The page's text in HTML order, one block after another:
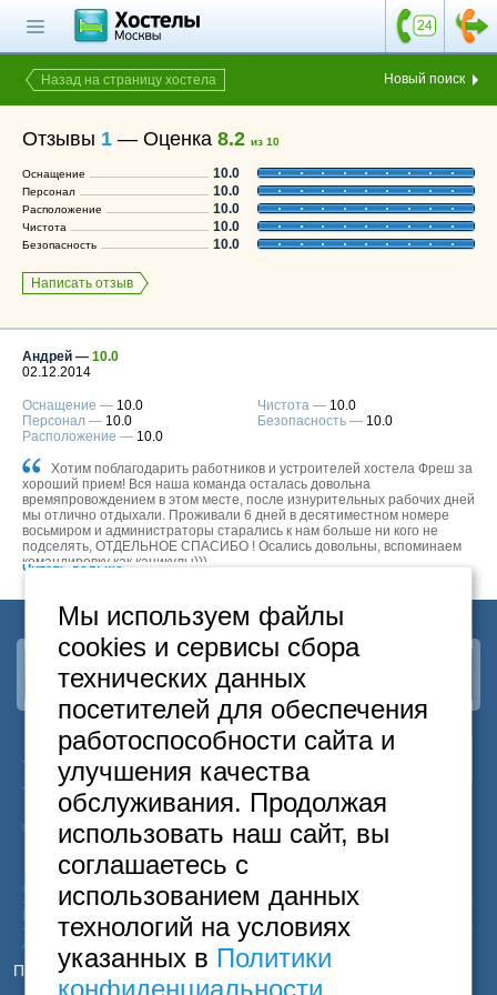
Назад на страницу хостела Новый поиск
Отзывы 1 — Оценка 8.2 из 10
Оснащение 10.0
Персонал 10.0
Расположение 10.0
Чистота 10.0
Безопасность 10.0
Написать отзыв
Андрей — 10.0
02.12.2014
Оснащение — 10.0
Персонал — 10.0
Расположение — 10.0
Чистота — 10.0
Безопасность — 10.0
Хотим поблагодарить работников и устроителей хостела Фреш за
хороший прием! Вся наша команда осталась довольна
времяпровождением в этом месте, после изнурительных рабочих дней
мы отлично отдыхали. Проживали 6 дней в десятиместном номере
восьмиром и администраторы старались к нам больше ни кого не
подселять, ОТДЕЛЬНОЕ СПАСИБО ! Осались довольны, вспоминаем
командировку как каникулы)))
Читать дальше...
Наша группа ВКонтакте
Москва
Санкт-Петербург
Бесплатный
+7 495 646-74-40
+7 812
418-22-18
8 800 222-58-32
© 2015 Hostels of Moscow. Все права защищены.
Согласие на обработку персональных данных
Политика конфиденциальности
Договор оферты
Принимаем к оплате
Мы используем файлы
cookies и сервисы сбора
технических данных
посетителей для обеспечения
работоспособности сайта и
улучшения качества
обслуживания. Продолжая
использовать наш сайт, вы
соглашаетесь с
использованием данных
технологий на условиях
указанных в Политики
конфиденциальности
Главная страница
Поиск хостела
хостелах
Каталог хостелов
Контакты
в социальных сетях
8 (800) 222-58-32
Москва
+7 (495) 646-74-40
Петербург
+7 (812) 418-22-18
Полная версия сайта